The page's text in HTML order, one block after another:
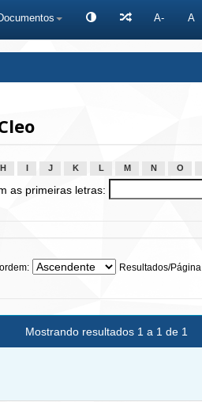
A- A
H J K L M N O
as primeiras letras:
Resultados/Página
Mostrando resultados 1 a 1 de 1